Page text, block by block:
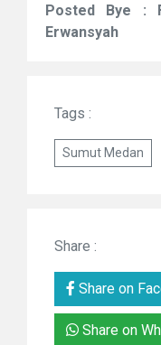
Posted Bye :
Erwansyah
Tags :
Sumut Medan
Share :
Share on
Share on